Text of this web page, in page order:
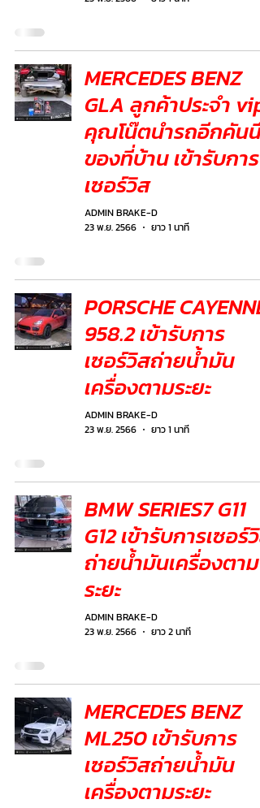
MERCEDES BENZ
GLA ลูกค้าประจำ vip
คุณโน๊ตนำรถอีกคันนึง
ของที่บ้าน เข้ารับการ
เซอร์วิส
ADMIN BRAKE-D
23 พ.ย. 2566
ยาว 1 นาที
PORSCHE CAYENNE
958.2 เข้ารับการ
เซอร์วิสถ่ายน้ำมัน
เครื่องตามระยะ
ADMIN BRAKE-D
23 พ.ย. 2566
ยาว 1 นาที
BMW SERIES7 G11
G12 เข้ารับการเซอร์วิส
ถ่ายน้ำมันเครื่องตาม
ระยะ
ADMIN BRAKE-D
23 พ.ย. 2566
ยาว 2 นาที
MERCEDES BENZ
ML250 เข้ารับการ
เซอร์วิสถ่ายน้ำมัน
เครื่องตามระยะ